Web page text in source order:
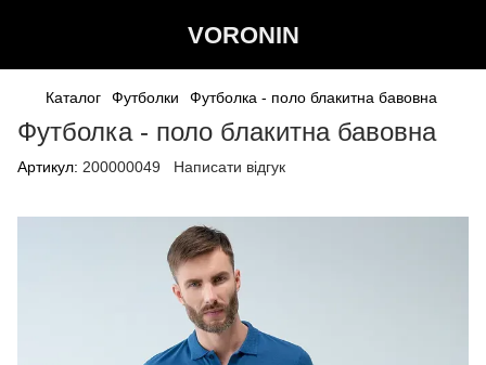
VORONIN
Каталог Футболки Футболка - поло блакитна бавовна
Футболка - поло блакитна бавовна
Артикул: 200000049 Написати відгук